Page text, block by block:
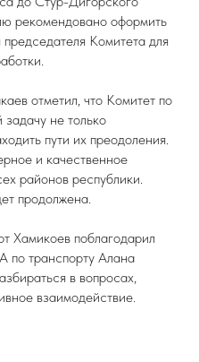
рекомендовано оформить
Комитета для
отметил, что Комитет по
задачу не только
пути их преодоления.
и качественное
районов республики.
продолжена.
Хамикоев поблагодарил
по транспорту Алана
в вопросах,
взаимодействие.